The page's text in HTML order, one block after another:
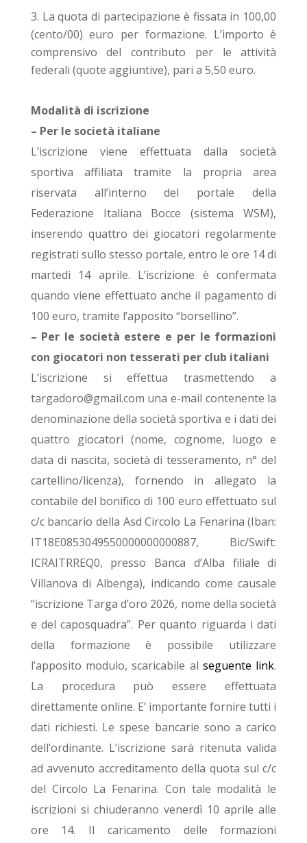
La quota di partecipazione è fissata in 100,00
(cento/00) euro per formazione. L’importo è
comprensivo del contributo per le attività
federali (quote aggiuntive), pari a 5,50 euro.
Modalità di iscrizione
– Per le società italiane
L’iscrizione viene effettuata dalla società
sportiva affiliata tramite la propria area
riservata all’interno del portale della
Federazione Italiana Bocce (sistema WSM),
inserendo quattro dei giocatori regolarmente
registrati sullo stesso portale, entro le ore 14 di
martedì 14 aprile. L’iscrizione è confermata
quando viene effettuato anche il pagamento di
100 euro, tramite l’apposito “borsellino”.
– Per le società estere e per le formazioni
con giocatori non tesserati per club italiani
L’iscrizione si effettua trasmettendo a
targadoro@gmail.com una e-mail contenente la
denominazione della società sportiva e i dati dei
quattro giocatori (nome, cognome, luogo e
data di nascita, società di tesseramento, n° del
cartellino/licenza), fornendo in allegato la
contabile del bonifico di 100 euro effettuato sul
c/c bancario della Asd Circolo La Fenarina (Iban:
IT18E0853049550000000000887, Bic/Swift:
ICRAITRREQ0, presso Banca d’Alba filiale di
Villanova di Albenga), indicando come causale
“iscrizione Targa d’oro 2026, nome della società
e del caposquadra”. Per quanto riguarda i dati
della formazione è possibile utilizzare
l’apposito modulo, scaricabile al seguente link.
La procedura può essere effettuata
direttamente online. E’ importante fornire tutti i
dati richiesti. Le spese bancarie sono a carico
dell’ordinante. L’iscrizione sarà ritenuta valida
ad avvenuto accreditamento della quota sul c/c
del Circolo La Fenarina. Con tale modalità le
iscrizioni si chiuderanno venerdì 10 aprile alle
ore 14. Il caricamento delle formazioni